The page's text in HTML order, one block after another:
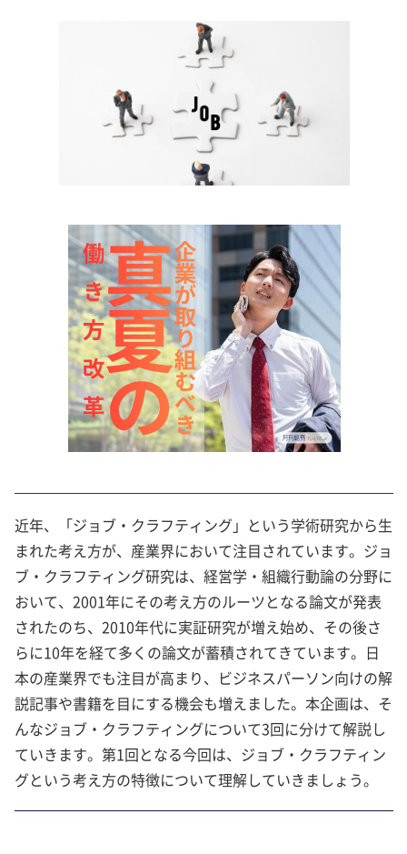
近年、「ジョブ・クラフティング」という学術研究から生
まれた考え方が、産業界において注目されています。ジョ
ブ・クラフティング研究は、経営学・組織行動論の分野に
おいて、2001年にその考え方のルーツとなる論文が発表
されたのち、2010年代に実証研究が増え始め、その後さ
らに10年を経て多くの論文が蓄積されてきています。日
本の産業界でも注目が高まり、ビジネスパーソン向けの解
説記事や書籍を目にする機会も増えました。本企画は、そ
んなジョブ・クラフティングについて3回に分けて解説し
ていきます。第1回となる今回は、ジョブ・クラフティン
グという考え方の特徴について理解していきましょう。